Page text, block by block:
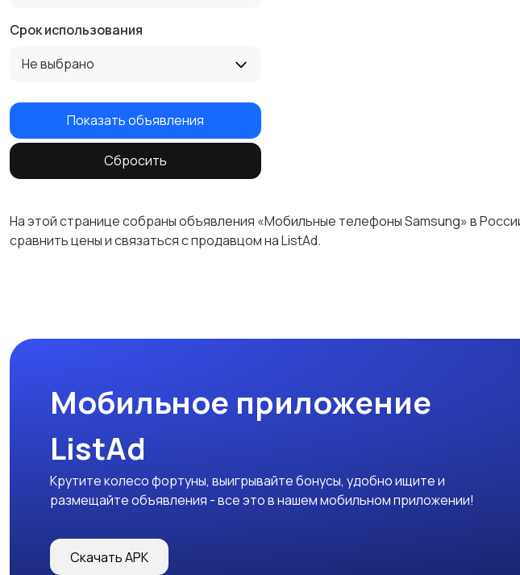
Срок использования
Не выбрано
Показать объявления
Сбросить
На этой странице собраны объявления «Мобильные телефоны Samsung» в
сравнить цены и связаться с продавцом на ListAd.
Мобильное приложение
ListAd
Крутите колесо фортуны, выигрывайте бонусы, удобно ищите и
размещайте объявления - все это в нашем мобильном приложении!
Скачать APK